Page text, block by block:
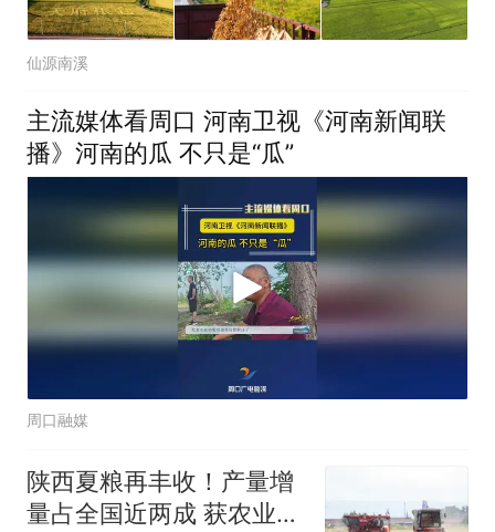
仙源南溪
主流媒体看周口 河南卫视《河南新闻联
播》河南的瓜 不只是“瓜”
周口融媒
陕西夏粮再丰收！产量增
量占全国近两成 获农业农